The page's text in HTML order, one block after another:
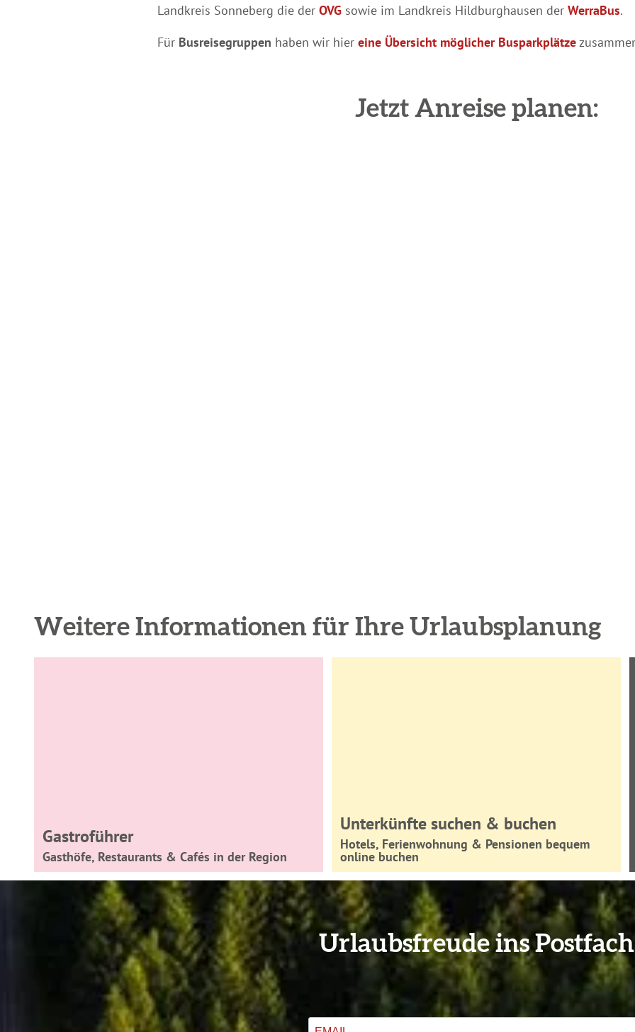
Landkreis Sonneberg die der OVG sowie im Landkreis Hildburghausen der WerraBus.
Für Busreisegruppen haben wir hier eine Übersicht möglicher Busparkplätze
Jetzt Anreise planen:
Weitere Informationen für Ihre Urlaubsplanung
Gastroführer
Gasthöfe, Restaurants & Cafés in der Region
Unterkünfte suchen & buchen
Hotels, Ferienwohnung & Pensionen bequem
online buchen
Urlaubsfreude ins Postfach